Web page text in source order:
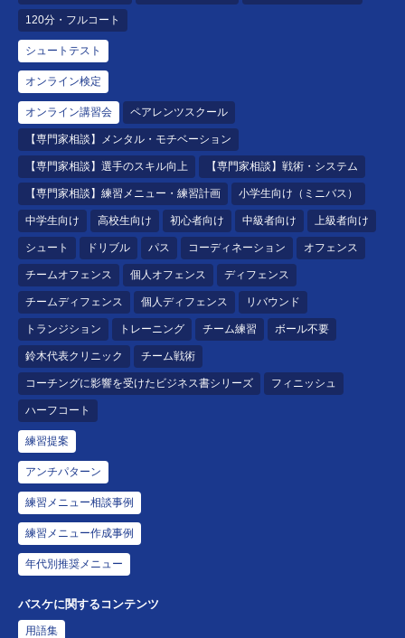
120分・フルコート
シュートテスト
オンライン検定
オンライン講習会 ペアレンツスクール
【専門家相談】メンタル・モチベーション
【専門家相談】選手のスキル向上 【専門家相談】戦術・システム
【専門家相談】練習メニュー・練習計画 小学生向け（ミニバス）
中学生向け 高校生向け 初心者向け 中級者向け 上級者向け
シュート ドリブル パス コーディネーション オフェンス
チームオフェンス 個人オフェンス ディフェンス
チームディフェンス 個人ディフェンス リバウンド
トランジション トレーニング チーム練習 ボール不要
鈴木代表クリニック チーム戦術
コーチングに影響を受けたビジネス書シリーズ フィニッシュ
ハーフコート
練習提案
アンチパターン
練習メニュー相談事例
練習メニュー作成事例
年代別推奨メニュー
バスケに関するコンテンツ
用語集